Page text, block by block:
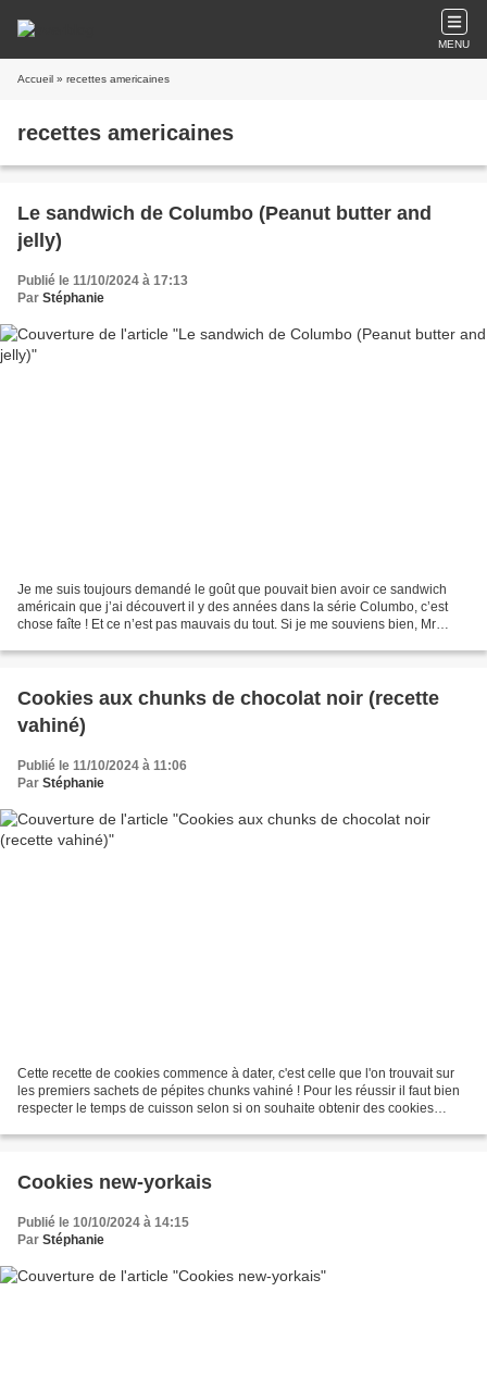
MENU
Accueil » recettes americaines
recettes americaines
Le sandwich de Columbo (Peanut butter and
jelly)
Publié le 11/10/2024 à 17:13
Par Stéphanie
Je me suis toujours demandé le goût que pouvait bien avoir ce sandwich
américain que j’ai découvert il y des années dans la série Columbo, c’est
chose faîte ! Et ce n’est pas mauvais du tout. Si je me souviens bien, Mr
Cookies aux chunks de chocolat noir (recette
vahiné)
Publié le 11/10/2024 à 11:06
Par Stéphanie
Cette recette de cookies commence à dater, c'est celle que l'on trouvait sur
les premiers sachets de pépites chunks vahiné ! Pour les réussir il faut bien
respecter le temps de cuisson selon si on souhaite obtenir des cookies
Cookies new-yorkais
Publié le 10/10/2024 à 14:15
Par Stéphanie